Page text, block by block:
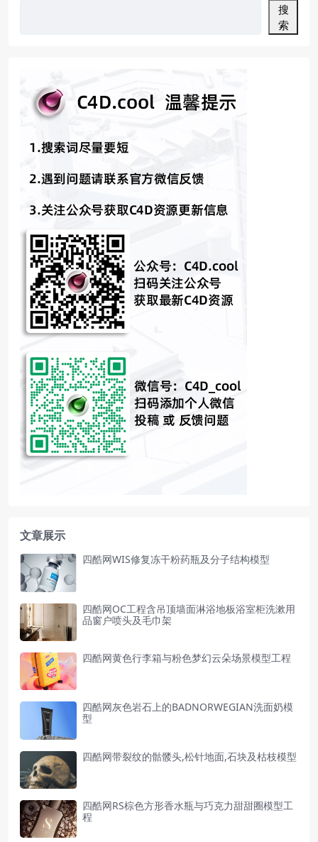
搜
索
文章展示
四酷网WIS修复冻干粉药瓶及分子结构模型
四酷网OC工程含吊顶墙面淋浴地板浴室柜洗漱用
品窗户喷头及毛巾架
四酷网黄色行李箱与粉色梦幻云朵场景模型工程
四酷网灰色岩石上的BADNORWEGIAN洗面奶模
型
四酷网带裂纹的骷髅头,松针地面,石块及枯枝模型
四酷网RS棕色方形香水瓶与巧克力甜甜圈模型工
程